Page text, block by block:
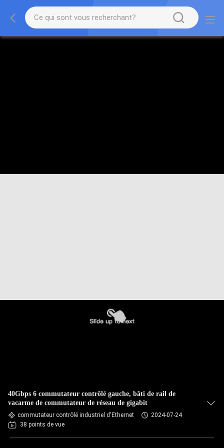
40Gbps 6 commutateur contrôlé gauche, bâti de rail de
vacarme de commutateur de réseau de gigabit
commutateur contrôlé industriel d'Ethernet
2024-07-24
38 points de vue